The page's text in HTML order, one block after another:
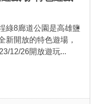
綠8廊道公園是高雄鹽
新開放的特色遊場，
12/26開放遊玩...